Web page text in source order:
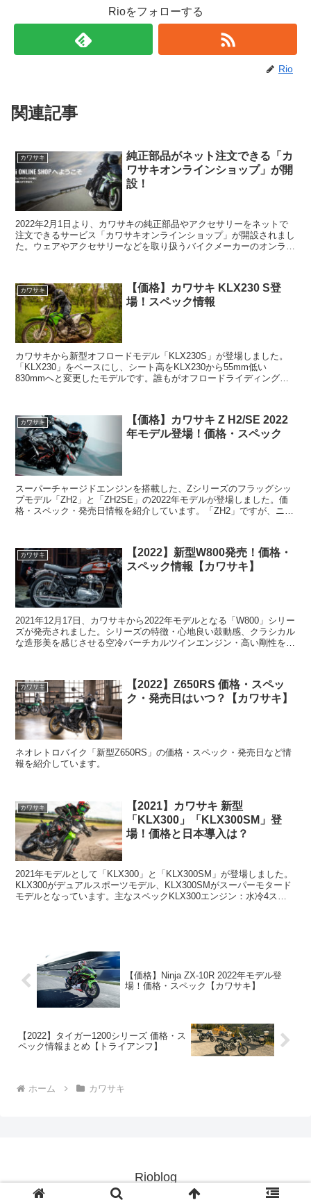
Rioをフォローする
Rio
関連記事
カワサキ
純正部品がネット注文できる「カ
ワサキオンラインショップ」が開
設！
2022年2月1日より、カワサキの純正部品やアクセサリーをネットで
注文できるサービス「カワサキオンラインショップ」が開設されまし
た。ウェアやアクセサリーなどを取り扱うバイクメーカーのオンライ
カワサキ
【価格】カワサキ KLX230 S登
場！スペック情報
カワサキから新型オフロードモデル「KLX230S」が登場しました。
「KLX230」をベースにし、シート高をKLX230から55mm低い
830mmへと変更したモデルです。誰もがオフロードライディングを
カワサキ
【価格】カワサキ Z H2/SE 2022
年モデル登場！価格・スペック
スーパーチャージドエンジンを搭載した、Zシリーズのフラッグシッ
プモデル「ZH2」と「ZH2SE」の2022年モデルが登場しました。価
格・スペック・発売日情報を紹介しています。「ZH2」ですが、ニュ
カワサキ
【2022】新型W800発売！価格・
スペック情報【カワサキ】
2021年12月17日、カワサキから2022年モデルとなる「W800」シリー
ズが発売されました。シリーズの特徴・心地良い鼓動感、クラシカル
な造形美を感じさせる空冷バーチカルツインエンジン・高い剛性を誇
カワサキ
【2022】Z650RS 価格・スペッ
ク・発売日はいつ？【カワサキ】
ネオレトロバイク「新型Z650RS」の価格・スペック・発売日など情
報を紹介しています。
カワサキ
【2021】カワサキ 新型
「KLX300」「KLX300SM」登
場！価格と日本導入は？
2021年モデルとして「KLX300」と「KLX300SM」が登場しました。
KLX300がデュアルスポーツモデル、KLX300SMがスーパーモタード
モデルとなっています。主なスペックKLX300エンジン：水冷4スト
【価格】Ninja ZX-10R 2022年モデル登
場！価格・スペック【カワサキ】
【2022】タイガー1200シリーズ 価格・ス
ペック情報まとめ【トライアンフ】
ホーム カワサキ
Rioblog
© 2020 Rioblog.